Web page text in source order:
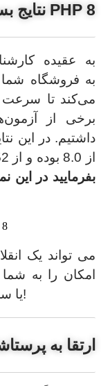
نتایج بسیار خوبی با آزمون‌های عملکرد PHP 8
به عقیده
می‌کند تا سرعت
برخی از
از 8.0 بوده و از 52% تا 72% سریع‌تر از 7.2 است.
بفرمایید در این
امکان را به
وبسایت را روی یک VPS یا سرور اجرا کنید!
ارتقا به پرستاشاپ 8.0 بدهم؟